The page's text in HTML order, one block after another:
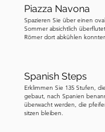
verpassen, aber
ist er einen Besuch
Sie stimmen mir zu.
sich in der Basilica di
Cosmedin. Begeben
Portikus der Basilika.
Piazza Navona
Spazieren Sie über einen
Sommer absichtlich
Römer dort abkühlen
Spanish Steps
Erklimmen Sie 135 Stufen,
gebaut, nach Spanien
überwacht werden, die
sitzen bleiben.